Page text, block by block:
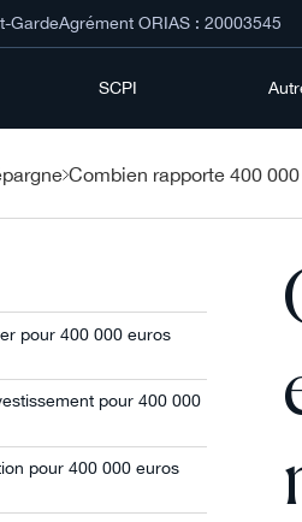
GardeAgrément ORIAS : 20003545
SCPI
Combien rapporte 400
pour 400 000 euros
pour 400 000
pour 400 000 euros